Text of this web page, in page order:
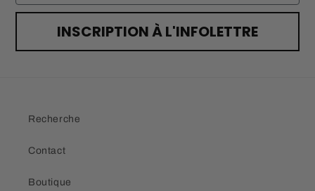
INSCRIPTION À L'INFOLETTRE
Recherche
Contact
Boutique